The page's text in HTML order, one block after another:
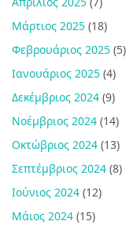
Μάρτιος 2025 (18)
Φεβρουάριος 2025 (5)
Ιανουάριος 2025 (4)
Δεκέμβριος 2024 (9)
Νοέμβριος 2024 (14)
Οκτώβριος 2024 (13)
Σεπτέμβριος 2024 (8)
Ιούνιος 2024 (12)
Μάιος 2024 (15)